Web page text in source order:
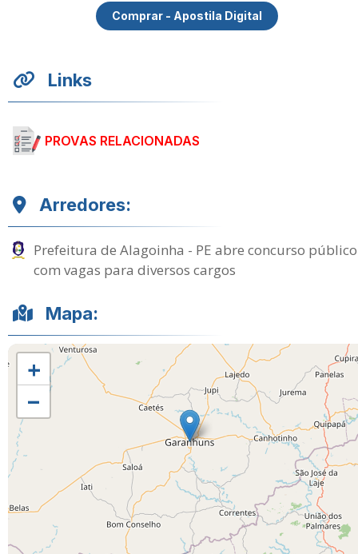
Comprar - Apostila Digital
Links
PROVAS RELACIONADAS
Arredores:
Prefeitura de Alagoinha - PE abre concurso público
com vagas para diversos cargos
Mapa:
+
−